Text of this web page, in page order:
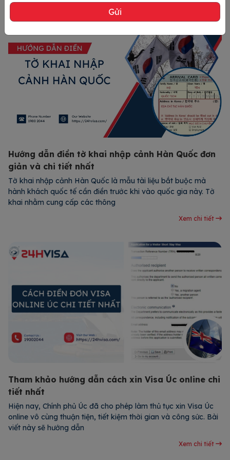
Hướng dẫn điền tờ khai nhập cảnh Hàn Quốc đơn
giản và chi tiết nhất
Tờ khai nhập cảnh Hàn Quốc là mẫu tài liệu bắt buộc mà
hành khách quốc tế cần điền trước khi vào quốc gia này. Tờ
khai nhằm cung cấp các thông
Xem chi tiết
Tham khảo hướng dẫn cách xin Visa Úc online chi
tiết nhất
Hiện nay, Chính phủ Úc đã cho phép làm thủ tục xin Visa Úc
online vô cùng thuận tiện, tiết kiệm thời gian và công sức. Bài
viết này sẽ hướng dẫn
Xem chi tiết